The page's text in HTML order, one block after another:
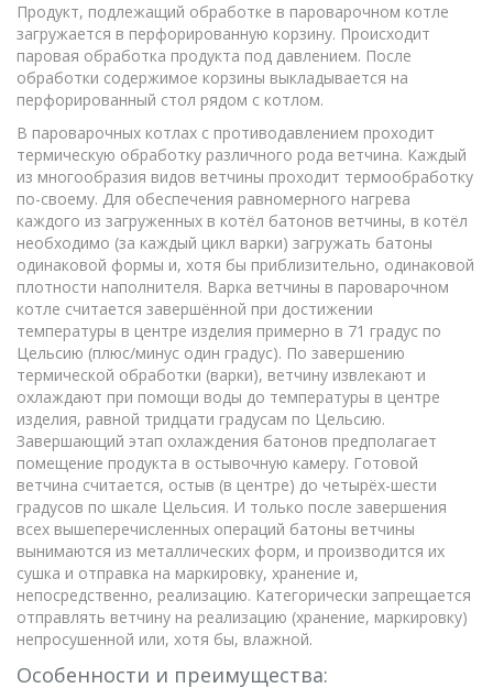
Продукт, подлежащий обработке в пароварочном котле
загружается в перфорированную корзину. Происходит
паровая обработка продукта под давлением. После
обработки содержимое корзины выкладывается на
перфорированный стол рядом с котлом.
В пароварочных котлах с противодавлением проходит
термическую обработку различного рода ветчина. Каждый
из многообразия видов ветчины проходит термообработку
по-своему. Для обеспечения равномерного нагрева
каждого из загруженных в котёл батонов ветчины, в котёл
необходимо (за каждый цикл варки) загружать батоны
одинаковой формы и, хотя бы приблизительно, одинаковой
плотности наполнителя. Варка ветчины в пароварочном
котле считается завершённой при достижении
температуры в центре изделия примерно в 71 градус по
Цельсию (плюс/минус один градус). По завершению
термической обработки (варки), ветчину извлекают и
охлаждают при помощи воды до температуры в центре
изделия, равной тридцати градусам по Цельсию.
Завершающий этап охлаждения батонов предполагает
помещение продукта в остывочную камеру. Готовой
ветчина считается, остыв (в центре) до четырёх-шести
градусов по шкале Цельсия. И только после завершения
всех вышеперечисленных операций батоны ветчины
вынимаются из металлических форм, и производится их
сушка и отправка на маркировку, хранение и,
непосредственно, реализацию. Категорически запрещается
отправлять ветчину на реализацию (хранение, маркировку)
непросушенной или, хотя бы, влажной.
Особенности и преимущества: